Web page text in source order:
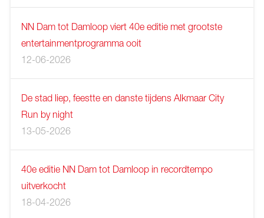
NN Dam tot Damloop viert 40e editie met grootste
entertainmentprogramma ooit
12-06-2026
De stad liep, feestte en danste tijdens Alkmaar City
Run by night
13-05-2026
40e editie NN Dam tot Damloop in recordtempo
uitverkocht
18-04-2026